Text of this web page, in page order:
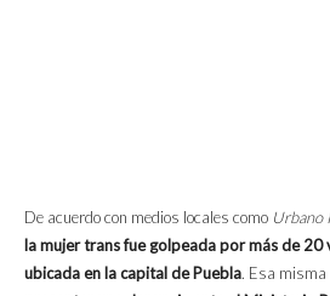
De acuerdo con medios locales como Urbano
la mujer trans fue golpeada por más de 20
ubicada en la capital de Puebla. Esa misma